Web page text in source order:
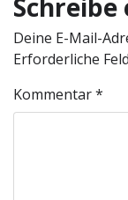
Deine E-Mail-
Erforderliche
Kommentar*